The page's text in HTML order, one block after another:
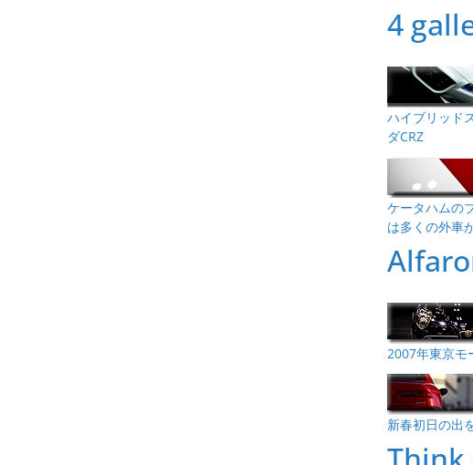
4
ハイブリッド
ダCRZ
ケータハムの
は多くの外車
2007年東京モ
新春初日の出